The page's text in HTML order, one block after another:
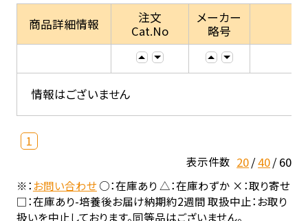
商品詳細情報
注文
Cat.No
メーカー
略号
情報はございません
1
表示件数 20 40 60
※：お問い合わせ○：在庫あり △：在庫わずか ×：取り寄せ
□：在庫あり-培養後お届け納期約2週間 取扱中止：お取り
扱いを中止しております。同等品はございません。